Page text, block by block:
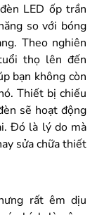
LED ốp trần
so với bóng
Theo nghiên
thọ lên đến
bạn không còn
Thiết bị chiếu
sẽ hoạt động
Đó là lý do mà
sửa chữa thiết
rất êm dịu